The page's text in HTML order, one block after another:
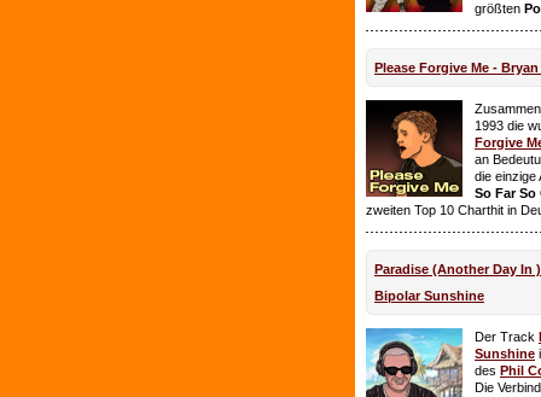
größten
Please Forgive Me -
1993 die
Forgive
an
die einzige
So Far So
zweiten Top 10 Charthit in
Paradise (Another Day In
Bipolar Sunshine
Der Track
Sunshine
des Phil
Die